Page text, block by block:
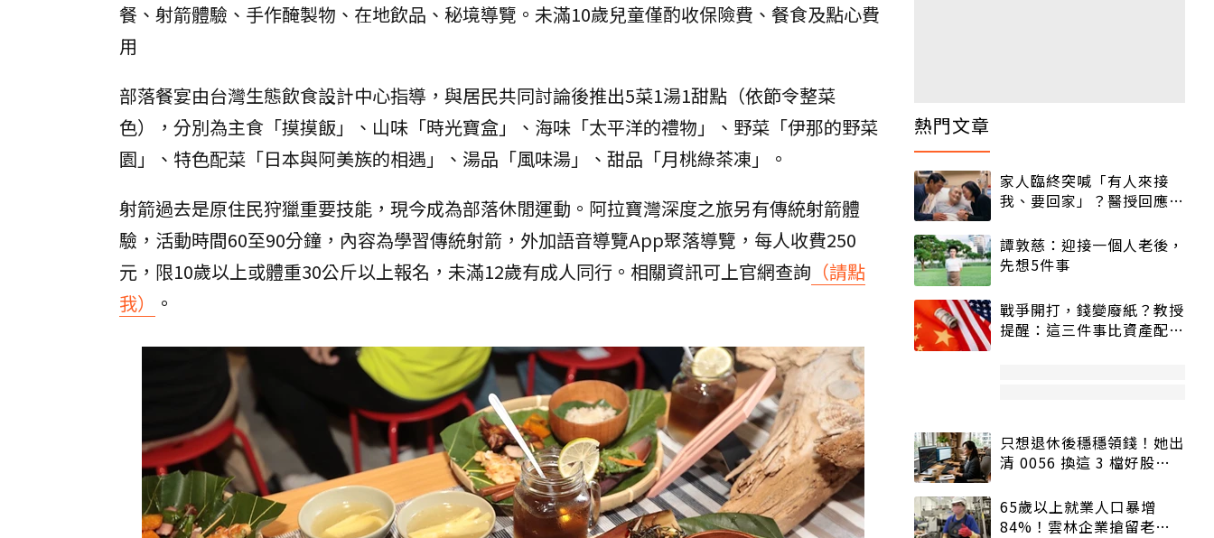
餐、射箭體驗、手作醃製物、在地飲品、秘境導覽。未滿10歲兒童僅酌收保險費、餐食及點心費
用
部落餐宴由台灣生態飲食設計中心指導，與居民共同討論後推出5菜1湯1甜點（依節令整菜
色），分別為主食「摸摸飯」、山味「時光寶盒」、海味「太平洋的禮物」、野菜「伊那的野菜
園」、特色配菜「日本與阿美族的相遇」、湯品「風味湯」、甜品「月桃綠茶凍」。
射箭過去是原住民狩獵重要技能，現今成為部落休閒運動。阿拉寶灣深度之旅另有傳統射箭體
驗，活動時間60至90分鐘，內容為學習傳統射箭，外加語音導覽App聚落導覽，每人收費250
元，限10歲以上或體重30公斤以上報名，未滿12歲有成人同行。相關資訊可上官網查詢 （請點
我）
。
熱門文章
家人臨終突喊「有人來接
我、要回家」？醫授回應方
譚敦慈：迎接一個人老後，
先想5件事
戰爭開打，錢變廢紙？教授
提醒：這三件事比資產配置
只想退休後穩穩領錢！她出
清 0056 換這 3 檔好股：
65歲以上就業人口暴增
84%！雲林企業搶留老員